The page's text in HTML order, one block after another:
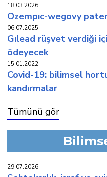
18.03.2026
ozempic-wegovy
06.07.2025
gilead rüşvet verdi̇ği̇ i̇çi̇n 220 mi̇lyon dolar ceza
ödeyecek
15.01.2022
covi̇d-19: bi̇li̇msel hortumlamalar ve kamuoyunu
kandirmalar
Tümünü gör
29.07.2026